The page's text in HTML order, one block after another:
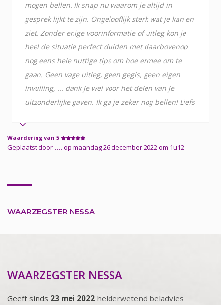
mogen bellen. Ik snap nu waarom je altijd in
gesprek lijkt te zijn. Ongelooflijk sterk wat je kan en
ziet. Zonder enige voorinformatie of uitleg kon je
heel de situatie perfect duiden met daarbovenop
nog eens hele nuttige tips om hoe ermee om te
gaan. Geen vage uitleg, geen gegis, geen eigen
invulling, ... dank je wel voor het delen van je
uitzonderlijke gaven. Ik ga je zeker nog bellen! Liefs
Waardering van 5
Geplaatst door .... op maandag 26 december 2022 om 1u12
WAARZEGSTER NESSA
WAARZEGSTER NESSA
Geeft sinds 23 mei 2022 helderwetend beladvies